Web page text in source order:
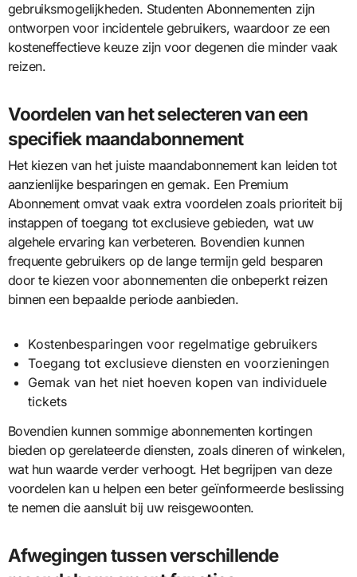
gebruiksmogelijkheden. Studenten Abonnementen zijn
ontworpen voor incidentele gebruikers, waardoor ze een
kosteneffectieve keuze zijn voor degenen die minder vaak
reizen.
Voordelen van het selecteren van een
specifiek maandabonnement
Het kiezen van het juiste maandabonnement kan leiden tot
aanzienlijke besparingen en gemak. Een Premium
Abonnement omvat vaak extra voordelen zoals prioriteit bij
instappen of toegang tot exclusieve gebieden, wat uw
algehele ervaring kan verbeteren. Bovendien kunnen
frequente gebruikers op de lange termijn geld besparen
door te kiezen voor abonnementen die onbeperkt reizen
binnen een bepaalde periode aanbieden.
Kostenbesparingen voor regelmatige gebruikers
Toegang tot exclusieve diensten en voorzieningen
Gemak van het niet hoeven kopen van individuele
tickets
Bovendien kunnen sommige abonnementen kortingen
bieden op gerelateerde diensten, zoals dineren of winkelen,
wat hun waarde verder verhoogt. Het begrijpen van deze
voordelen kan u helpen een beter geïnformeerde beslissing
te nemen die aansluit bij uw reisgewoonten.
Afwegingen tussen verschillende